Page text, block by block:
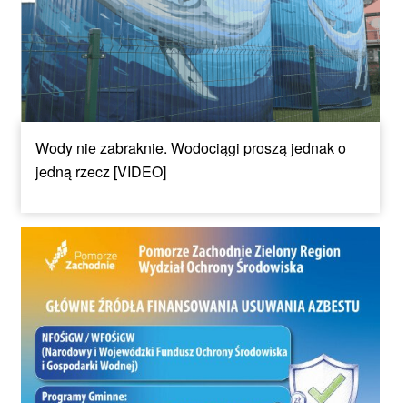
Wody nie zabraknie. Wodociągi proszą jednak o
jedną rzecz [VIDEO]